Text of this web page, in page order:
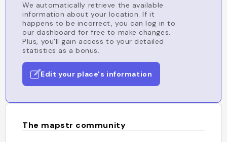
We automatically retrieve the available
information about your location. If it
happens to be incorrect, you can log in to
our dashboard for free to make changes.
Plus, you'll gain access to your detailed
statistics as a bonus.
Edit your place's information
The mapstr community